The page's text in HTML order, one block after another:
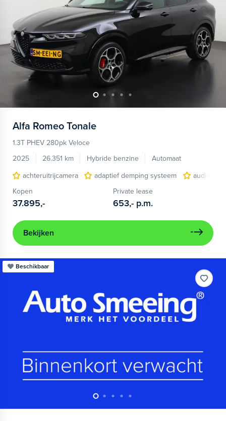
Alfa Romeo Tonale
1.3T PHEV 280pk Veloce
2025
26.351 km Hybride benzine
Automaat
achteruitrijcamera
adaptief demping systeem
audio
Kopen
37.895,-
Private lease
653,- p.m.
Bekijken
Beschikbaar